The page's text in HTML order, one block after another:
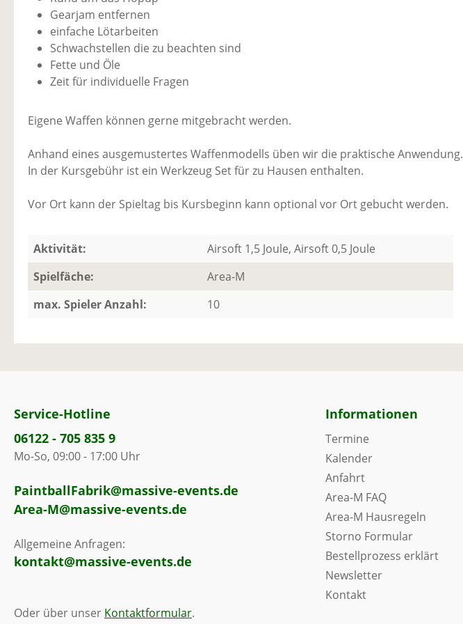
Gearjam entfernen
einfache Lötarbeiten
Schwachstellen die zu beachten sind
Fette und Öle
Zeit für individuelle Fragen
Eigene Waffen können gerne mitgebracht werden.
Anhand eines ausgemustertes Waffenmodells üben wir die praktische Anwendung.
In der Kursgebühr ist ein Werkzeug Set für zu Hausen enthalten.
Vor Ort kann der Spieltag bis Kursbeginn kann optional vor Ort gebucht werden.
Aktivität:
Airsoft 1,5 Joule, Airsoft 0,5 Joule
Spielfäche:
Area-M
max. Spieler Anzahl:
10
Service-Hotline
06122 - 705 835 9
Mo-So, 09:00 - 17:00 Uhr
PaintballFabrik@massive-events.de
Area-M@massive-events.de
Allgemeine Anfragen:
kontakt@massive-events.de
Oder über unser Kontaktformular.
Informationen
Termine
Kalender
Anfahrt
Area-M FAQ
Area-M Hausregeln
Storno Formular
Bestellprozess erklärt
Newsletter
Kontakt